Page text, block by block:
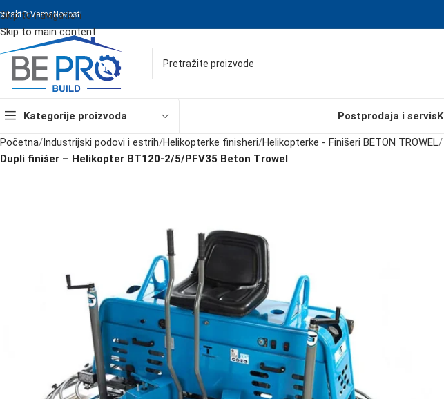
Skip to navigation
Skip to main content
O VamaNovosti
Kategorije proizvoda Postprodaja i servis
Početna/Industrijski podovi i estrih/Helikopterke finisheri/Helikopterke - Finišeri BETON TROWEL/
Dupli finišer – Helikopter BT120-2/5/PFV35 Beton Trowel